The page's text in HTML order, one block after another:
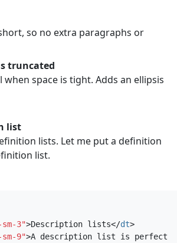
so no extra paragraphs or
truncated
when space is tight. Adds an ellipsis
list
lists. Let me put a definition
list.
3">Description lists</dt>
9">A description list is perfect